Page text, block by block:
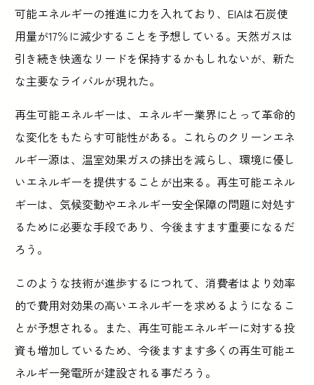
可能エネルギーの推進に力を入れており、EIAは石炭使
用量が17％に減少することを予想している。天然ガスは
引き続き快適なリードを保持するかもしれないが、新た
な主要なライバルが現れた。
再生可能エネルギーは、エネルギー業界にとって革命的
な変化をもたらす可能性がある。これらのクリーンエネ
ルギー源は、温室効果ガスの排出を減らし、環境に優し
いエネルギーを提供することが出来る。再生可能エネル
ギーは、気候変動やエネルギー安全保障の問題に対処す
るために必要な手段であり、今後ますます重要になるだ
ろう。
このような技術が進歩するにつれて、消費者はより効率
的で費用対効果の高いエネルギーを求めるようになるこ
とが予想される。また、再生可能エネルギーに対する投
資も増加しているため、今後ますます多くの再生可能エ
ネルギー発電所が建設される事だろう。